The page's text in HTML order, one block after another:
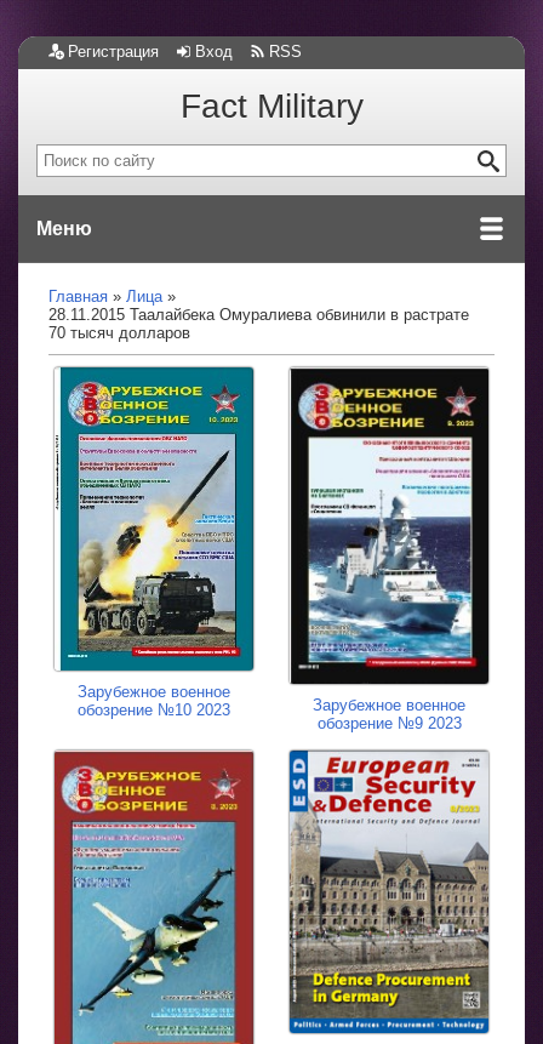
Регистрация Вход RSS
Fact Military
Меню
Главная
Лица
28.11.2015 Таалайбека Омуралиева обвинили в растрате
70 тысяч долларов
Зарубежное военное
обозрение №10 2023
Зарубежное военное
обозрение №9 2023